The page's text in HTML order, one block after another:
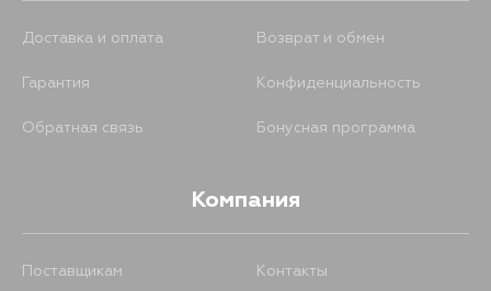
Доставка и оплата Возврат и обмен
Гарантия Конфиденциальность
Обратная связь Бонусная программа
Компания
Поставщикам Контакты